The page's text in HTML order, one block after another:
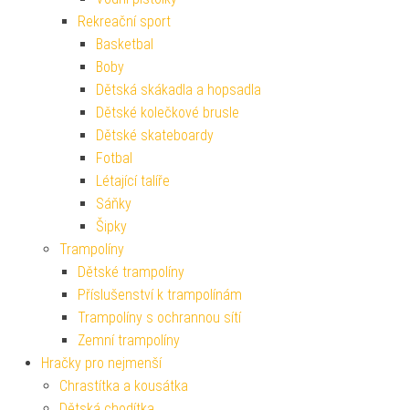
Rekreační sport
Basketbal
Boby
Dětská skákadla a hopsadla
Dětské kolečkové brusle
Dětské skateboardy
Fotbal
Létající talíře
Sáňky
Šipky
Trampolíny
Dětské trampolíny
Příslušenství k trampolínám
Trampolíny s ochrannou sítí
Zemní trampolíny
Hračky pro nejmenší
Chrastítka a kousátka